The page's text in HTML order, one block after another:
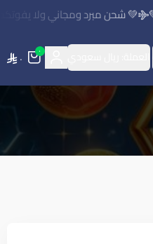
💚 شحن مبرد ومجاني ولا يفوتكم
٠ ٠